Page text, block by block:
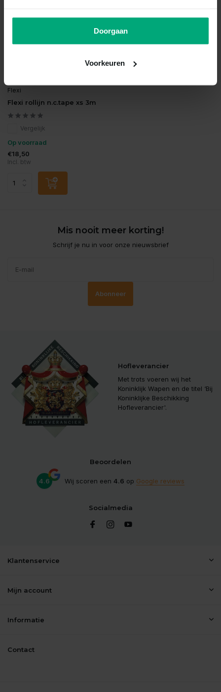
Doorgaan
Voorkeuren
Flexi
Flexi rollijn n.c.tape xs 3m
Vergelijk
Op voorraad
€18,50
Incl. btw
Mis nooit meer korting!
Schrijf je nu in voor onze nieuwsbrief
Abonneer
Hofleverancier
Met trots voeren wij het
Koninklijk Wapen en de titel ‘Bij
Koninklijke Beschikking
Hofleverancier'.
Beoordelen
4.6 Wij scoren een 4.6 op Google reviews
Socialmedia
Klantenservice
Mijn account
Informatie
Contact